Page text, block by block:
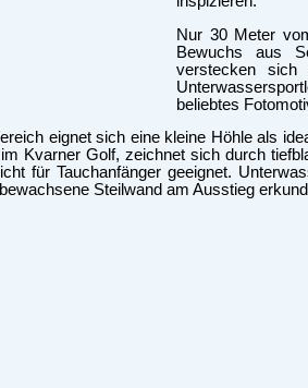
Nur 30 Meter
Bewuchs aus
verstecken sich
beliebtes
eignet sich eine kleine Höhle als
Kvarner Golf, zeichnet sich durch
für Tauchanfänger geeignet.
Steilwand am Ausstieg